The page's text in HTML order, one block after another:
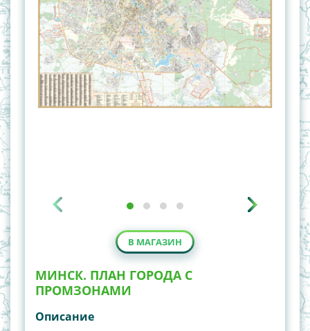
В МАГАЗИН
МИНСК. ПЛАН ГОРОДА С
ПРОМЗОНАМИ
Описание